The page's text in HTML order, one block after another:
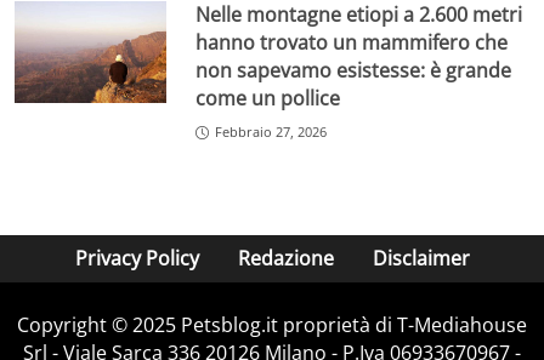
Nelle montagne etiopi a 2.600 metri
hanno trovato un mammifero che
non sapevamo esistesse: è grande
come un pollice
Febbraio 27, 2026
Privacy Policy Redazione Disclaimer
Copyright © 2025 Petsblog.it proprietà di T-Mediahouse
Srl - Viale Sarca 336 20126 Milano - P.Iva 06933670967 -